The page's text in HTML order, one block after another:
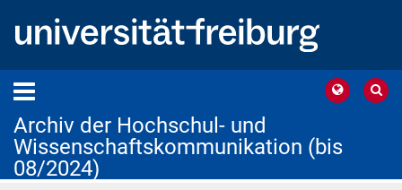
Archiv der Hochschul- und
Wissenschaftskommunikation (bis
08/2024)